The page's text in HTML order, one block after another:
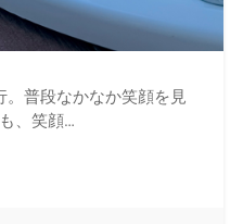
。普段なかなか笑顔を見
、笑顔…